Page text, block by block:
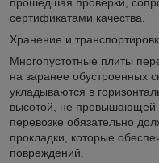
прошедшая проверки,
сертификатами качества.
Хранение и
Многопустотные плиты
на заранее обустроенных
укладываются в
высотой, не превышающей
перевозке обязательно
прокладки, которые
повреждений.